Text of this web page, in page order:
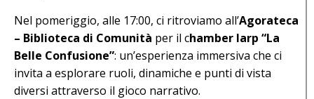
Nel pomeriggio, alle 17:00, ci ritroviamo all’Agorateca
– Biblioteca di Comunità per il chamber larp “La
Belle Confusione”: un’esperienza immersiva che ci
invita a esplorare ruoli, dinamiche e punti di vista
diversi attraverso il gioco narrativo.